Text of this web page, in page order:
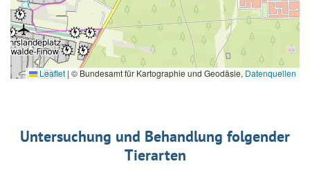
Leaflet | © Bundesamt für Kartographie und Geodäsie, Datenquellen
Untersuchung und Behandlung folgender
Tierarten